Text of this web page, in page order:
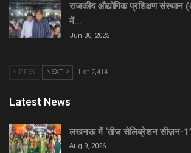
राजकीय औद्योगिक प्रशिक्षण
में…
Jun 30, 2025
PREV NEXT 1 of 7,414
Latest News
लखनऊ में ‘तीज सेलिब्रेशन सीज़न-
Aug 9, 2026